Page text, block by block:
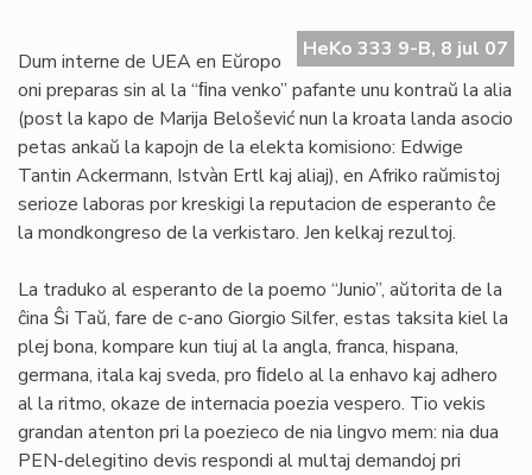
HeKo 333 9-B, 8 jul 07
Dum interne de UEA en Eŭropo
oni preparas sin al la “ﬁna venko” pafante unu kontraŭ la alia
(post la kapo de Marija Belošević nun la kroata landa asocio
petas ankaŭ la kapojn de la elekta komisiono: Edwige
Tantin Ackermann, Istvàn Ertl kaj aliaj), en Afriko raŭmistoj
serioze laboras por kreskigi la reputacion de esperanto ĉe
la mondkongreso de la verkistaro. Jen kelkaj rezultoj.
La traduko al esperanto de la poemo “Junio”, aŭtorita de la
ĉina Ŝi Taŭ, fare de c-ano Giorgio Silfer, estas taksita kiel la
plej bona, kompare kun tiuj al la angla, franca, hispana,
germana, itala kaj sveda, pro ﬁdelo al la enhavo kaj adhero
al la ritmo, okaze de internacia poezia vespero. Tio vekis
grandan atenton pri la poezieco de nia lingvo mem: nia dua
PEN-delegitino devis respondi al multaj demandoj pri